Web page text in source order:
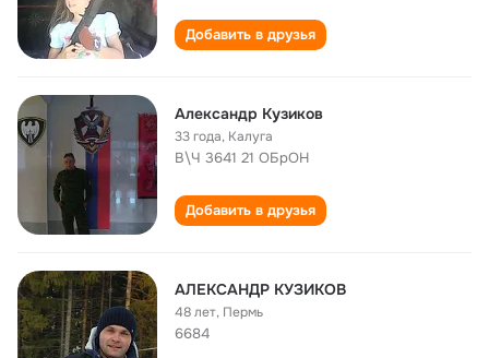
Добавить в друзья
Александр Кузиков
33 года, Калуга
В\Ч 3641 21 ОБрОН
Добавить в друзья
АЛЕКСАНДР КУЗИКОВ
48 лет, Пермь
6684